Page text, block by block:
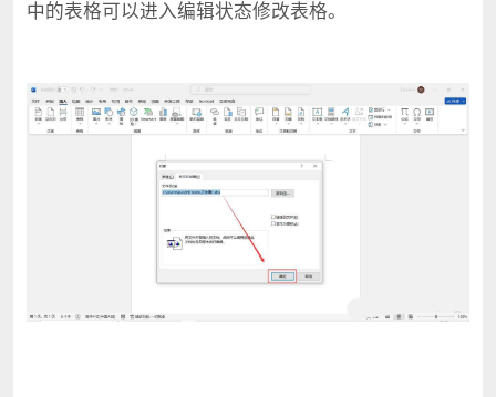
中的表格可以进入编辑状态修改表格。